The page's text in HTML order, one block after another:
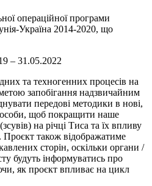
операційної програми
Україна 2014-2020, що
– 31.05.2022
та техногенних процесів на
запобігання надзвичайним
передові методики в нові,
щоб покращити наше
на річці Тиса та їх впливу
також відображатиме
сторін, оскільки органи /
будуть інформуватись про
як проєкт впливає на цикл